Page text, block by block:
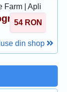
54 RON
din shop